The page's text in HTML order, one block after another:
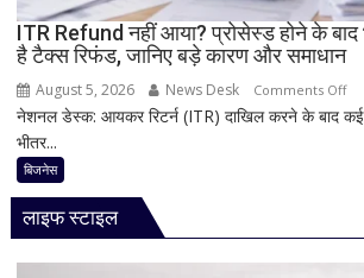
S2
ITR Refund नहीं आया? प्रोसेस्ड होने के बाद
है टैक्स रिफंड, जानिए बड़े कारण और समाधान
August 5, 2026 News Desk Comments Offon
ITR
नेशनल डेस्क: आयकर रिटर्न (ITR) दाखिल करने के बाद
भीतर...
बिजनेस
लाइफ स्टाइल